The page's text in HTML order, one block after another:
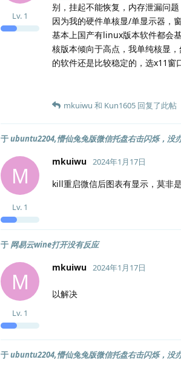
Lv. 1
别，挂起不能恢复，内存泄漏问题
因为我的硬件单核显/单显示器，
基本上国产有linux版本软件都会
核版本倾向于高点，我单纯核显
的软件还是比较稳定的，选x11窗
mkuiwu 和 Kun1605 回复了此帖
于ubuntu2204,懵仙兔兔版微信托盘右击闪烁，没
M
mkuiwu
Lv. 1
2024年1月17日
kill重启微信后图表有显示，莫非
于 网易云wine打开没有反应
M
mkuiwu
Lv. 1
2024年1月17日
以解决
于ubuntu2204,懵仙兔兔版微信托盘右击闪烁，没